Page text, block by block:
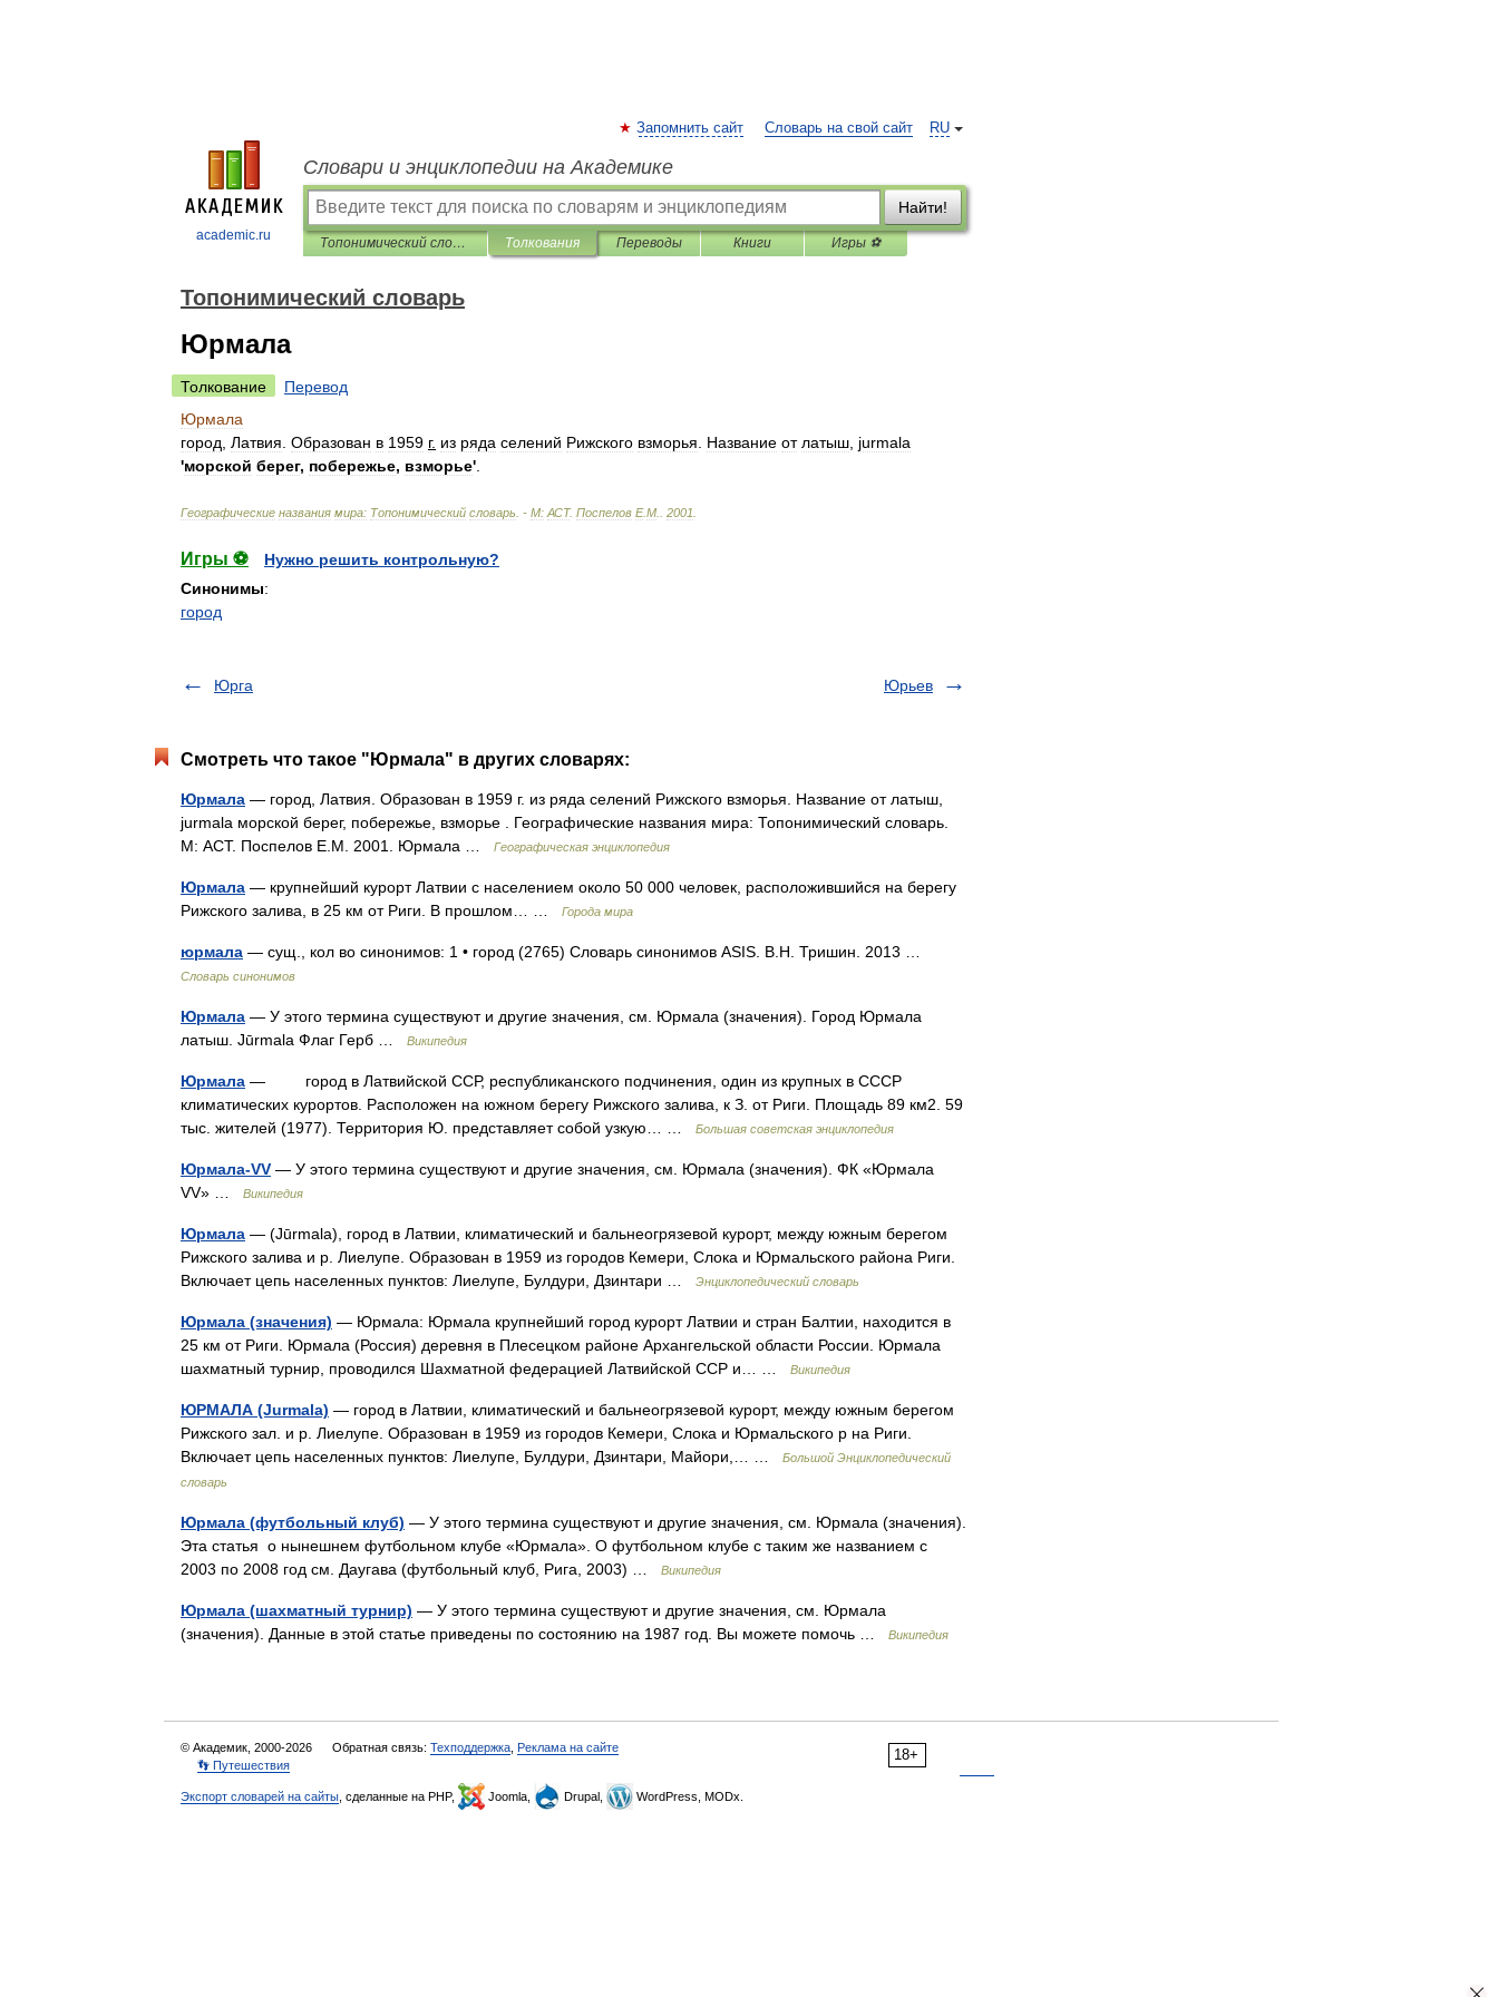
academic.ru
RU
Запомнить сайт Словарь на свой сайт
Словари и энциклопедии на Академике
Найти!
Топонимический словарь Толкования Переводы Книги Игры ⚽
Топонимический словарь
Юрмала
Толкование
Перевод
Юрмала
город Латвия Образован в 1959 г. из ряда селений Рижского взморья Название от латыш jurmala
'морской берег, побережье, взморье'
Географические названия мира: Топонимический словарь . - М: АСТ. Поспелов Е.М 2001
Игры ⚽
Нужно решить контрольную?
Синонимы:
город
Юрга Юрьев
Смотреть что такое "Юрмала" в других словарях:
Юрмала — город, Латвия. Образован в 1959 г. из ряда селений Рижского взморья. Название от латыш,
jurmala морской берег, побережье, взморье . Географические названия мира: Топонимический словарь.
М: АСТ. Поспелов Е.М. 2001. Юрмала …
Географическая энциклопедия
Юрмала — крупнейший курорт Латвии с населением около 50 000 человек, расположившийся на берегу
Рижского залива, в 25 км от Риги. В прошлом… …
Города мира
юрмала — сущ., кол во синонимов: 1 • город (2765) Словарь синонимов ASIS. В.Н. Тришин. 2013 …
Словарь синонимов
Юрмала — У этого термина существуют и другие значения, см. Юрмала (значения). Город Юрмала
латыш. Jūrmala Флаг Герб …
Википедия
Юрмала — город в Латвийской ССР, республиканского подчинения, один из крупных в СССР
климатических курортов. Расположен на южном берегу Рижского залива, к З. от Риги. Площадь 89 км2. 59
тыс. жителей (1977). Территория Ю. представляет собой узкую… …
Большая советская энциклопедия
Юрмала-VV — У этого термина существуют и другие значения, см. Юрмала (значения). ФК «Юрмала
VV» …
Википедия
Юрмала — (Jūrmala), город в Латвии, климатический и бальнеогрязевой курорт, между южным берегом
Рижского залива и р. Лиелупе. Образован в 1959 из городов Кемери, Слока и Юрмальского района Риги.
Включает цепь населенных пунктов: Лиелупе, Булдури, Дзинтари …
Энциклопедический словарь
Юрмала (значения) — Юрмала: Юрмала крупнейший город курорт Латвии и стран Балтии, находится в
25 км от Риги. Юрмала (Россия) деревня в Плесецком районе Архангельской области России. Юрмала
шахматный турнир, проводился Шахматной федерацией Латвийской ССР и… …
Википедия
ЮРМАЛА (Jurmala) — город в Латвии, климатический и бальнеогрязевой курорт, между южным берегом
Рижского зал. и р. Лиелупе. Образован в 1959 из городов Кемери, Слока и Юрмальского р на Риги.
Включает цепь населенных пунктов: Лиелупе, Булдури, Дзинтари, Майори,… …
Большой Энциклопедический
словарь
Юрмала (футбольный клуб) — У этого термина существуют и другие значения, см. Юрмала (значения).
Эта статья о нынешнем футбольном клубе «Юрмала». О футбольном клубе с таким же названием с
2003 по 2008 год см. Даугава (футбольный клуб, Рига, 2003) …
Википедия
Юрмала (шахматный турнир) — У этого термина существуют и другие значения, см. Юрмала
(значения). Данные в этой статье приведены по состоянию на 1987 год. Вы можете помочь …
Википедия
18+
© Академик, 2000-2026 Обратная связь: Техподдержка Реклама на сайте
👣 Путешествия
Экспорт словарей на сайты , сделанные на PHP, Joomla, Drupal, WordPress, MODx.